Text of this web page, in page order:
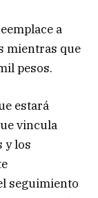
a
mientras que
pesos.
estará
vincula
y los
seguimiento